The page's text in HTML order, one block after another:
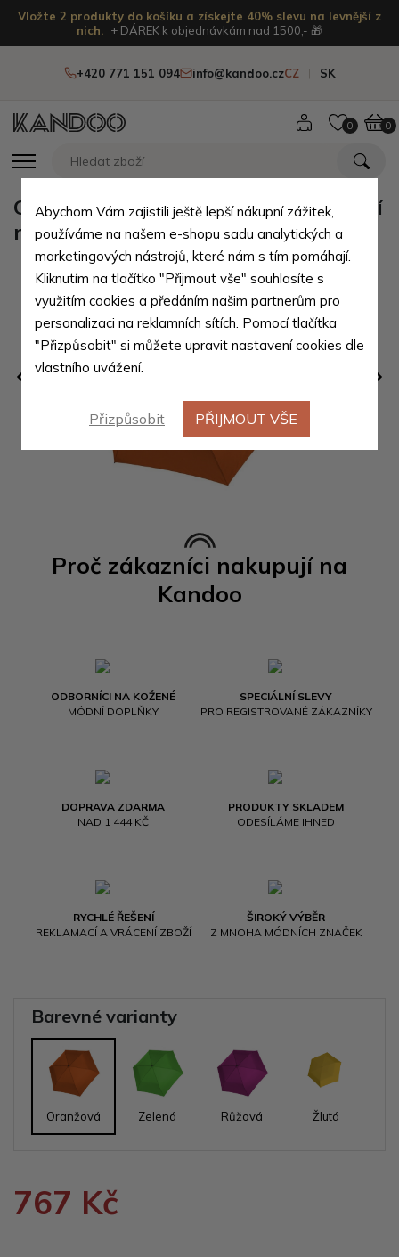
Vložte 2 produkty do košíku a získejte 40% slevu na levnější z
nich.
+ DÁREK k objednávkám nad 1500,- 🎁
+420 771 151 094 info@kandoo.czCZ SK
0 0
Proč zákazníci nakupují na
Kandoo
ODBORNÍCI NA KOŽENÉ
MÓDNÍ DOPLŇKY
SPECIÁLNÍ SLEVY
PRO REGISTROVANÉ ZÁKAZNÍKY
DOPRAVA ZDARMA
NAD 1 444 KČ
PRODUKTY SKLADEM
ODESÍLÁME IHNED
RYCHLÉ ŘEŠENÍ
REKLAMACÍ A VRÁCENÍ ZBOŽÍ
ŠIROKÝ VÝBĚR
Z MNOHA MÓDNÍCH ZNAČEK
Oranžový dámský i dětský skládací
mechanický deštník Aline
Barevné varianty
Oranžová Zelená Růžová Žlutá
767 Kč
Abychom Vám zajistili ještě lepší nákupní zážitek,
používáme na našem e-shopu sadu analytických a
marketingových nástrojů, které nám s tím pomáhají.
Kliknutím na tlačítko "Přijmout vše" souhlasíte s
využitím cookies a předáním našim partnerům pro
personalizaci na reklamních sítích. Pomocí tlačítka
"Přizpůsobit" si můžete upravit nastavení cookies dle
vlastního uvážení.
Přizpůsobit PŘIJMOUT VŠE